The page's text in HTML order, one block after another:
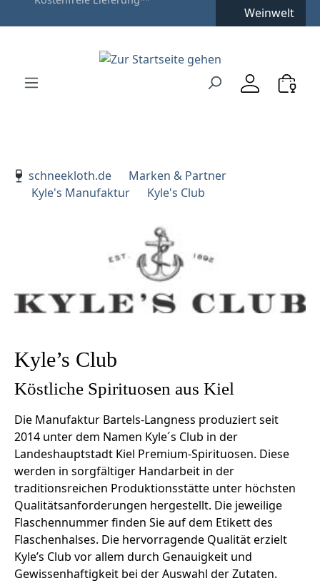
Zur Hauptnavigation springen
Kostenfreie Lieferung Weinwelt
schneekloth.de
Marken & Partner
Kyle's Manufaktur
Kyle's Club
Kyle’s Club
Köstliche Spirituosen aus Kiel
Die Manufaktur Bartels-Langness produziert seit
2014 unter dem Namen Kyle´s Club in der
Landeshauptstadt Kiel Premium-Spirituosen. Diese
werden in sorgfältiger Handarbeit in der
traditionsreichen Produktionsstätte unter höchsten
Qualitätsanforderungen hergestellt. Die jeweilige
Flaschennummer finden Sie auf dem Etikett des
Flaschenhalses. Die hervorragende Qualität erzielt
Kyle’s Club vor allem durch Genauigkeit und
Gewissenhaftigkeit bei der Auswahl der Zutaten.